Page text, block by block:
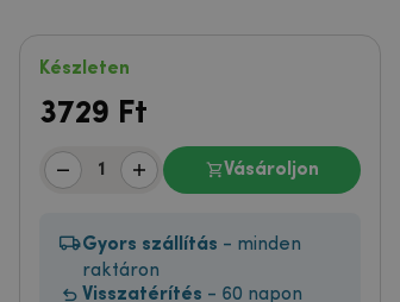
Készleten
3729 Ft
Vásároljon
Gyors szállítás - minden
raktáron
Visszatérítés - 60 napon